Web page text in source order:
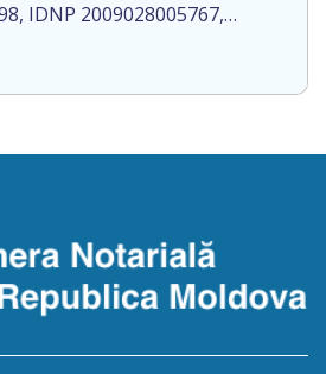
IDNP 2009028005767,
cunoștință pierderea
Contractul de donație
de Romanescu Mihail-